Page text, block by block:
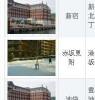
新宿
赤坂見
附